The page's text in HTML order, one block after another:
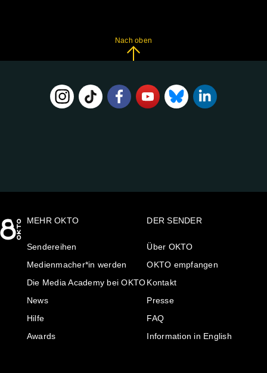
Nach oben
MEHR OKTO
Sendereihen
Medienmacher*in werden
Die Media Academy bei OKTO
News
Hilfe
Awards
DER SENDER
Über OKTO
OKTO empfangen
Kontakt
Presse
FAQ
Information in English